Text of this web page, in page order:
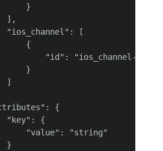
}
],
"ios_channel": [
{
"id": "ios_channel-
}
]
{
"key": {
"value": "string"
}